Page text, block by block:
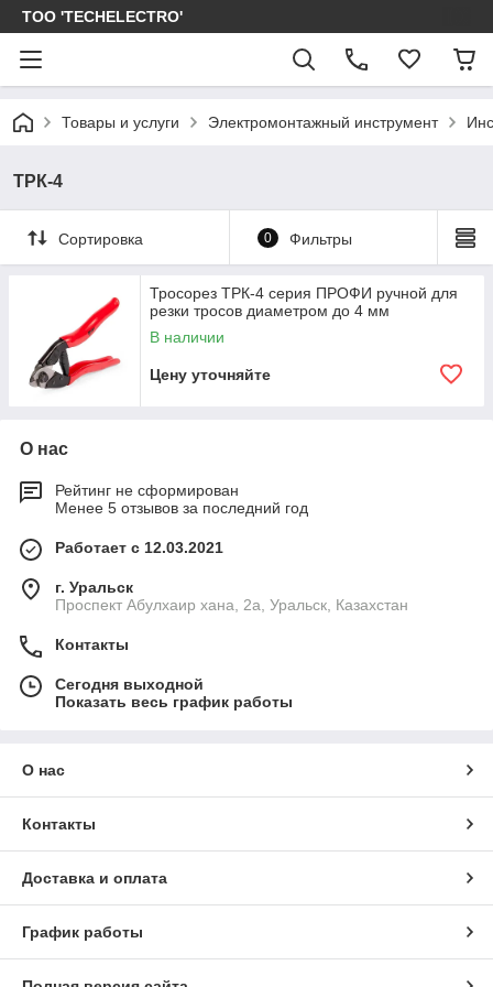
ТОО 'TECHELECTRO'
Товары и услуги Электромонтажный инструмент
ТРК-4
Сортировка 0 Фильтры
Тросорез ТРК-4 серия ПРОФИ ручной для
резки тросов диаметром до 4 мм
В наличии
Цену уточняйте
О нас
Рейтинг не сформирован
Менее 5 отзывов за последний год
Работает с 12.03.2021
г. Уральск
Проспект Абулхаир хана, 2а, Уральск, Казахстан
Контакты
Сегодня выходной
Показать весь график работы
О нас
Контакты
Доставка и оплата
График работы